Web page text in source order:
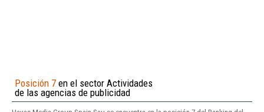
Posición 7 en el sector Actividades
de las agencias de publicidad